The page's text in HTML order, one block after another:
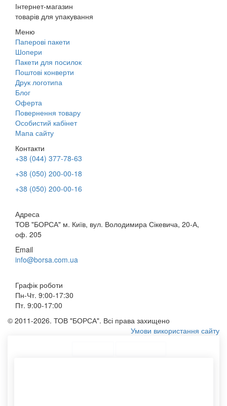
Інтернет-магазин
товарів для упакування
Меню
Паперові пакети
Шопери
Пакети для посилок
Поштові конверти
Друк логотипа
Блог
Оферта
Повернення товару
Особистий кабінет
Мапа сайту
Контакти
+38 (044) 377-78-63
+38 (050) 200-00-18
+38 (050) 200-00-16
Адреса
ТОВ "БОРСА" м. Київ, вул. Володимира Сікевича, 20-А,
оф. 205
Email
info@borsa.com.ua
Графік роботи
Пн-Чт. 9:00-17:30
Пт. 9:00-17:00
© 2011-2026. ТОВ "БОРСА". Всі права захищено
Умови використання сайту